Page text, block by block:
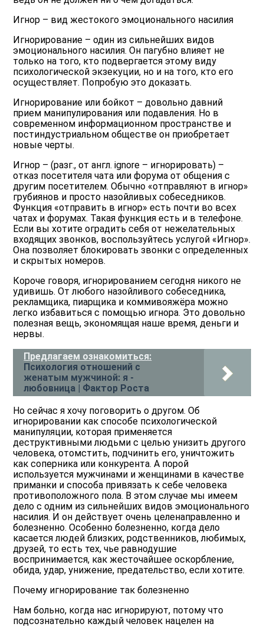
Игнор – вид жестокого эмоционального насилия
Игнорирование – один из сильнейших видов
эмоционального насилия. Он пагубно влияет не
только на того, кто подвергается этому виду
психологической экзекуции, но и на того, кто его
осуществляет. Попробую это доказать.
Игнорирование или бойкот – довольно давний
прием манипулирования или подавления. Но в
современном информационном пространстве и
постиндустриальном обществе он приобретает
новые черты.
Игнор – (разг., от англ. ignore – игнорировать) –
отказ посетителя чата или форума от общения с
другим посетителем. Обычно «отправляют в игнор»
грубиянов и просто назойливых собеседников.
Функция «отправить в игнор» есть почти во всех
чатах и форумах. Такая функция есть и в телефоне.
Если вы хотите оградить себя от нежелательных
входящих звонков, воспользуйтесь услугой «Игнор».
Она позволяет блокировать звонки с определенных
и скрытых номеров.
Короче говоря, игнорированием сегодня никого не
удивишь. От любого назойливого собеседника,
рекламщика, пиарщика и коммивояжёра можно
легко избавиться с помощью игнора. Это довольно
полезная вещь, экономящая наше время, деньги и
нервы.
Предлагаем ознакомиться:
Психология отношений с
женатым мужчиной: я -
любовница | Фактор Роста
Но сейчас я хочу поговорить о другом. Об
игнорировании как способе психологической
манипуляции, которая применяется
деструктивными людьми с целью унизить другого
человека, отомстить, подчинить его, уничтожить
как соперника или конкурента. А порой
используется мужчинами и женщинами в качестве
приманки и способа привязать к себе человека
противоположного пола. В этом случае мы имеем
дело с одним из сильнейших видов эмоционального
насилия. И он действует очень целенаправленно и
болезненно. Особенно болезненно, когда дело
касается людей близких, родственников, любимых,
друзей, то есть тех, чье равнодушие
воспринимается, как жесточайшее оскорбление,
обида, удар, унижение, предательство, если хотите.
Почему игнорирование так болезненно
Нам больно, когда нас игнорируют, потому что
подсознательно каждый человек нацелен на